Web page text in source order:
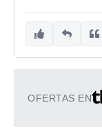
OFERTAS EN